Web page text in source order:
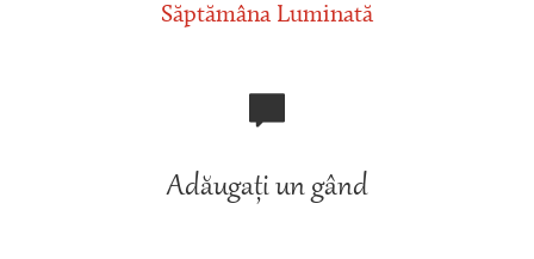
Săptămâna Luminată
Adăugați un gând